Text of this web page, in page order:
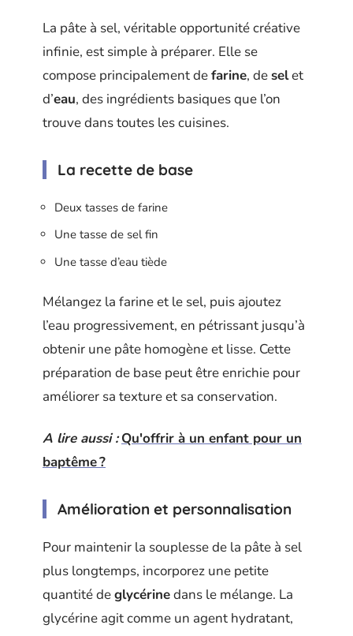
La pâte à sel, véritable opportunité créative
infinie, est simple à préparer. Elle se
compose principalement defarine, deselet
d’eau, des ingrédients basiques que l’on
trouve dans toutes les cuisines.
La recette de base
Deux tasses de farine
Une tasse de sel fin
Une tasse d’eau tiède
Mélangez la farine et le sel, puis ajoutez
l’eau progressivement, en pétrissant jusqu’à
obtenir une pâte homogène et lisse. Cette
préparation de base peut être enrichie pour
améliorer sa texture et sa conservation.
A lire aussi : Qu'offrir à un enfant pour un
baptême ?
Amélioration et personnalisation
Pour maintenir la souplesse de la pâte à sel
plus longtemps, incorporez une petite
quantité deglycérinedans le mélange. La
glycérine agit comme un agent hydratant,